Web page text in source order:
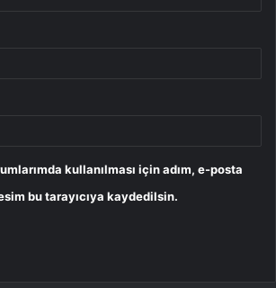
kullanılması için adım, e-posta
bu tarayıcıya kaydedilsin.